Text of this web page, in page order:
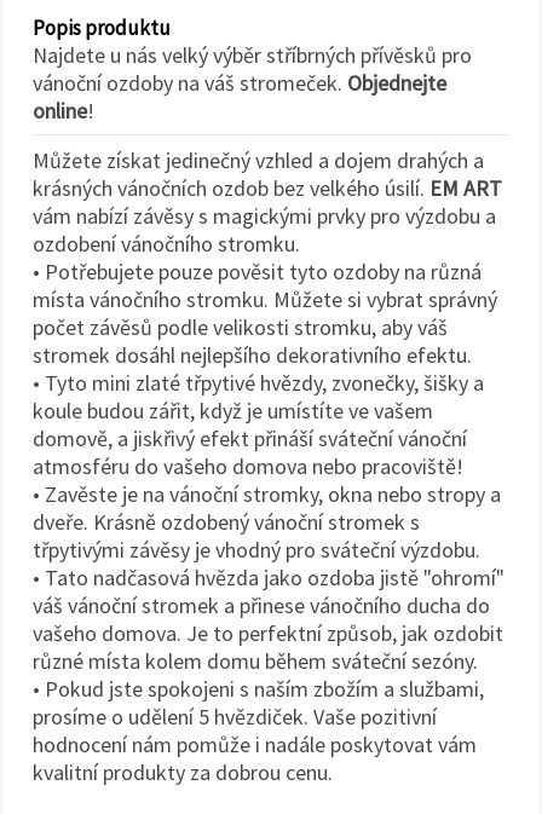
Popis produktu
Najdete u nás velký výběr stříbrných přívěsků pro
vánoční ozdoby na váš stromeček. Objednejte
online!
Můžete získat jedinečný vzhled a dojem drahých a
krásných vánočních ozdob bez velkého úsilí. EM ART
vám nabízí závěsy s magickými prvky pro výzdobu a
ozdobení vánočního stromku.
• Potřebujete pouze pověsit tyto ozdoby na různá
místa vánočního stromku. Můžete si vybrat správný
počet závěsů podle velikosti stromku, aby váš
stromek dosáhl nejlepšího dekorativního efektu.
• Tyto mini zlaté třpytivé hvězdy, zvonečky, šišky a
koule budou zářit, když je umístíte ve vašem
domově, a jiskřivý efekt přináší sváteční vánoční
atmosféru do vašeho domova nebo pracoviště!
• Zavěste je na vánoční stromky, okna nebo stropy a
dveře. Krásně ozdobený vánoční stromek s
třpytivými závěsy je vhodný pro sváteční výzdobu.
• Tato nadčasová hvězda jako ozdoba jistě "ohromí"
váš vánoční stromek a přinese vánočního ducha do
vašeho domova. Je to perfektní způsob, jak ozdobit
různé místa kolem domu během sváteční sezóny.
• Pokud jste spokojeni s naším zbožím a službami,
prosíme o udělení 5 hvězdiček. Vaše pozitivní
hodnocení nám pomůže i nadále poskytovat vám
kvalitní produkty za dobrou cenu.